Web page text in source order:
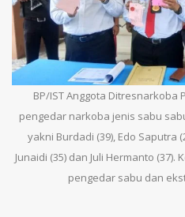
BP/IST Anggota Ditresnarkoba
pengedar narkoba jenis sabu
yakni Burdadi (39), Edo Saputra
Junaidi (35) dan Juli Hermanto
pengedar sabu dan